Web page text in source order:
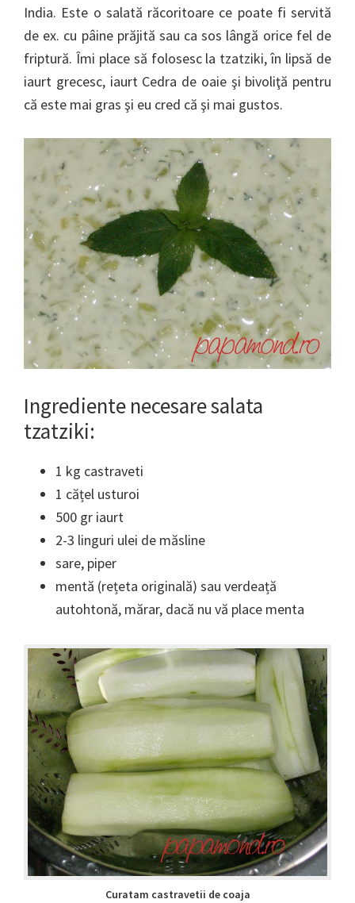
India. Este o salată răcoritoare ce poate fi servită
de ex. cu pâine prăjită sau ca sos lângă orice fel de
friptură. Îmi place să folosesc la tzatziki, în lipsă de
iaurt grecesc, iaurt Cedra de oaie şi bivoliţă pentru
că este mai gras şi eu cred că şi mai gustos.
Ingrediente necesare salata
tzatziki:
1 kg castraveti
1 cățel usturoi
500 gr iaurt
2-3 linguri ulei de măsline
sare, piper
mentă (rețeta originală) sau verdeață
autohtonă, mărar, dacă nu vă place menta
Curatam castravetii de coaja